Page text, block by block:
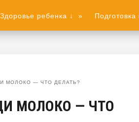
Здоровье ребенка ↓ »
МОЛОКО — ЧТО ДЕЛАТЬ?
МОЛОКО — ЧТО